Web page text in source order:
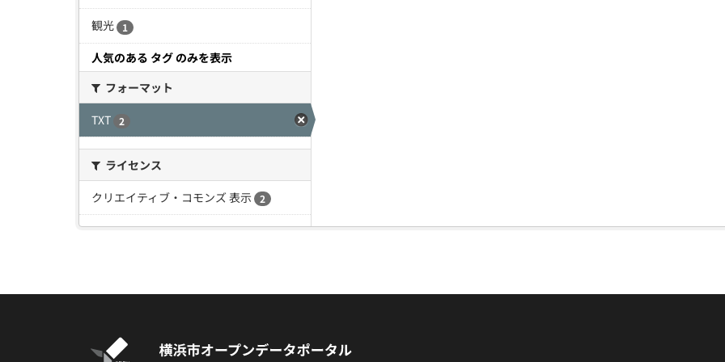
観光 1
人気のある タグ のみを表示
フォーマット
TXT 2
ライセンス
クリエイティブ・コモンズ 表示 2